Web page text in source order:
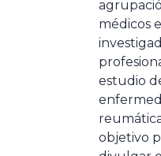
médicos e
estudio
objetivo